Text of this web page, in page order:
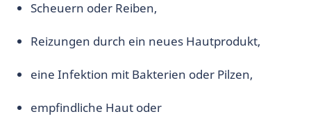
Scheuern oder Reiben,
Reizungen durch ein neues Hautprodukt,
eine Infektion mit Bakterien oder Pilzen,
empfindliche Haut oder